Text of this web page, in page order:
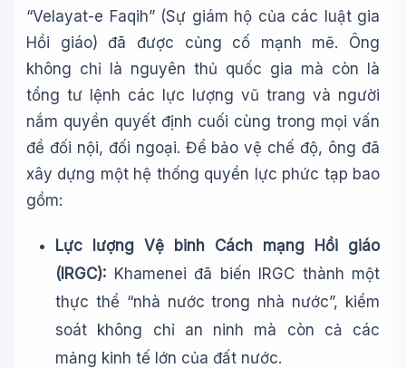
“Velayat-e Faqih” (Sự giám hộ của các luật gia
Hồi giáo) đã được củng cố mạnh mẽ. Ông
không chỉ là nguyên thủ quốc gia mà còn là
tổng tư lệnh các lực lượng vũ trang và người
nắm quyền quyết định cuối cùng trong mọi vấn
đề đối nội, đối ngoại. Để bảo vệ chế độ, ông đã
xây dựng một hệ thống quyền lực phức tạp bao
gồm:
Lực lượng Vệ binh Cách mạng Hồi giáo
(IRGC): Khamenei đã biến IRGC thành một
thực thể “nhà nước trong nhà nước”, kiểm
soát không chỉ an ninh mà còn cả các
mảng kinh tế lớn của đất nước.